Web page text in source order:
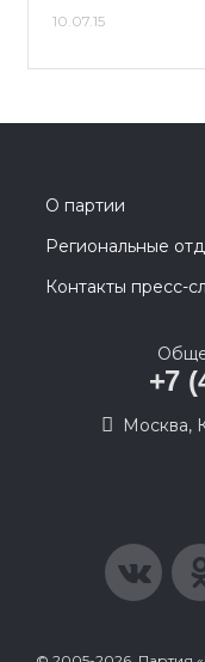
10.07.15
О партии
Региональные
Контакты пресс-
+7
Москва,